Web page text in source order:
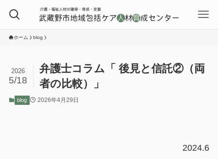
ホーム blog
弁護士コラム「 後見と信託②（両
者の比較）」
2026
5/18
blog 2026年4月29日
2024.6